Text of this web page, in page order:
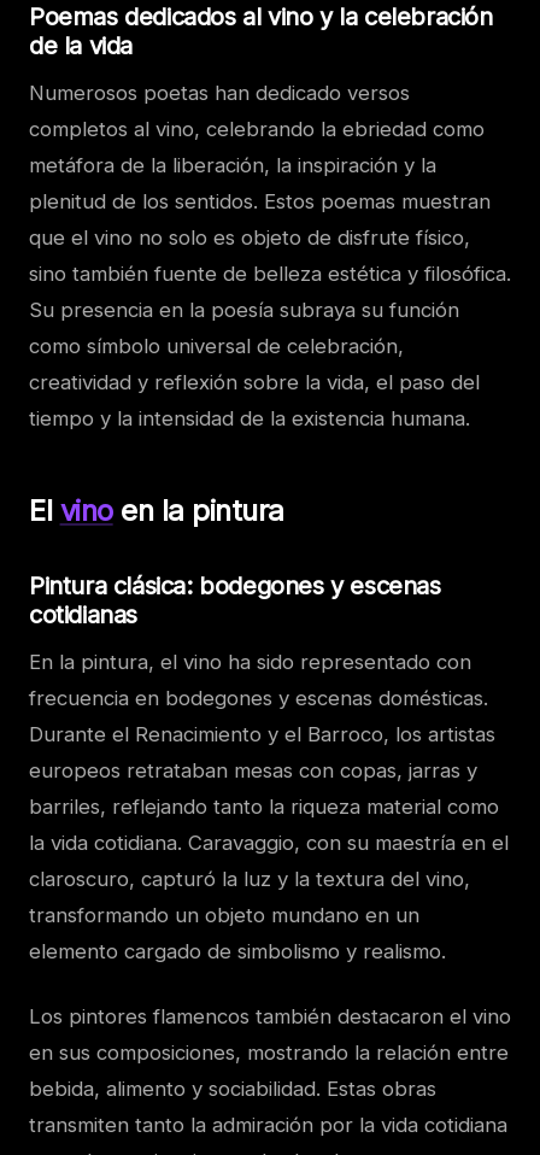
Poemas dedicados al vino y la celebración
de la vida
Numerosos poetas han dedicado versos
completos al vino, celebrando la ebriedad como
metáfora de la liberación, la inspiración y la
plenitud de los sentidos. Estos poemas muestran
que el vino no solo es objeto de disfrute físico,
sino también fuente de belleza estética y filosófica.
Su presencia en la poesía subraya su función
como símbolo universal de celebración,
creatividad y reflexión sobre la vida, el paso del
tiempo y la intensidad de la existencia humana.
El vinoen la pintura
Pintura clásica: bodegones y escenas
cotidianas
En la pintura, el vino ha sido representado con
frecuencia en bodegones y escenas domésticas.
Durante el Renacimiento y el Barroco, los artistas
europeos retrataban mesas con copas, jarras y
barriles, reflejando tanto la riqueza material como
la vida cotidiana. Caravaggio, con su maestría en el
claroscuro, capturó la luz y la textura del vino,
transformando un objeto mundano en un
elemento cargado de simbolismo y realismo.
Los pintores flamencos también destacaron el vino
en sus composiciones, mostrando la relación entre
bebida, alimento y sociabilidad. Estas obras
transmiten tanto la admiración por la vida cotidiana